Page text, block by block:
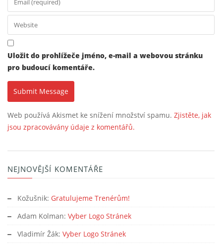
Uložit do prohlížeče jméno, e-mail a webovou stránku
pro budoucí komentáře.
Web používá Akismet ke snížení množství spamu. Zjistěte, jak
jsou zpracovávány údaje z komentářů.
NEJNOVĚJŠÍ KOMENTÁŘE
Kožušnik: Gratulujeme Trenérům!
Adam Kolman: Vyber Logo Stránek
Vladimír Žák: Vyber Logo Stránek